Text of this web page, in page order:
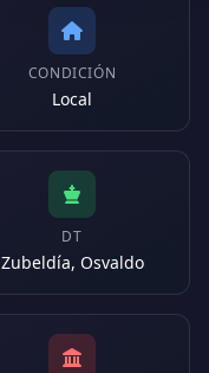
CONDICIÓN
Local
DT
Zubeldía, Osvaldo